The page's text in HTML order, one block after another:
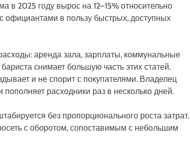
в 2025 году вырос на 12–15% относительно
официантами в пользу быстрых, доступных
аренда зала, зарплаты, коммунальные
снимает большую часть этих статей.
и не спорит с покупателями. Владелец
расходники раз в несколько дней.
без пропорционального роста затрат.
с оборотом, сопоставимым с небольшим